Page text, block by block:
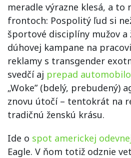
meradle výrazne klesá, a to
frontoch: Pospolitý ľud si
športové disciplíny mužov a
dúhovej kampane na
reklamy s transgender
svedčí aj prepad
„Woke” (bdelý, prebudený)
znovu útočí – tentokrát na
tradičnú ženskú krásu.
Ide o spot americkej
Eagle. V ňom totiž odznie